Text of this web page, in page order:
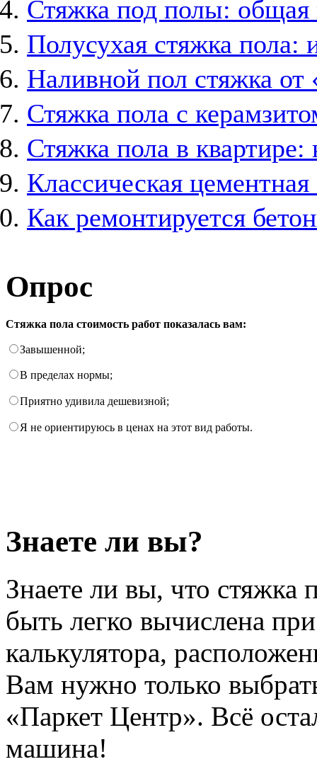
Стяжка под полы:
Полусухая стяжка пола:
Наливной пол стяжка от
Стяжка пола с
Стяжка пола в квартире:
Классическая
Как ремонтируется
Опрос
Стяжка пола стоимость работ показалась вам:
Завышенной;
В пределах нормы;
Приятно удивила дешевизной;
Я не ориентируюсь в ценах на этот вид работы.
Знаете ли вы?
Знаете ли вы, что стяжка
быть легко вычислена
калькулятора,
Вам нужно только
«Паркет Центр». Всё
машина!